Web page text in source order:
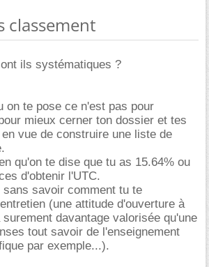
classement
ils systématiques ?
on te pose ce n'est pas pour
mieux cerner ton dossier et tes
vue de construire une liste de
qu'on te dise que tu as 15.64% ou
d'obtenir l'UTC.
sans savoir comment tu te
(une attitude d'ouverture à
davantage valorisée qu'une
tout savoir de l'enseignement
par exemple...).